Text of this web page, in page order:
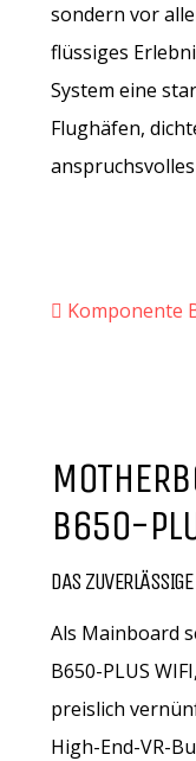
sondern vor
flüssiges
System eine
Flughäfen,
anspruchsvolles
Komponente
B650-
DAS ZUVERLÄSSIGE
Als Mainboard
B650-PLUS
preislich
High-End-VR-